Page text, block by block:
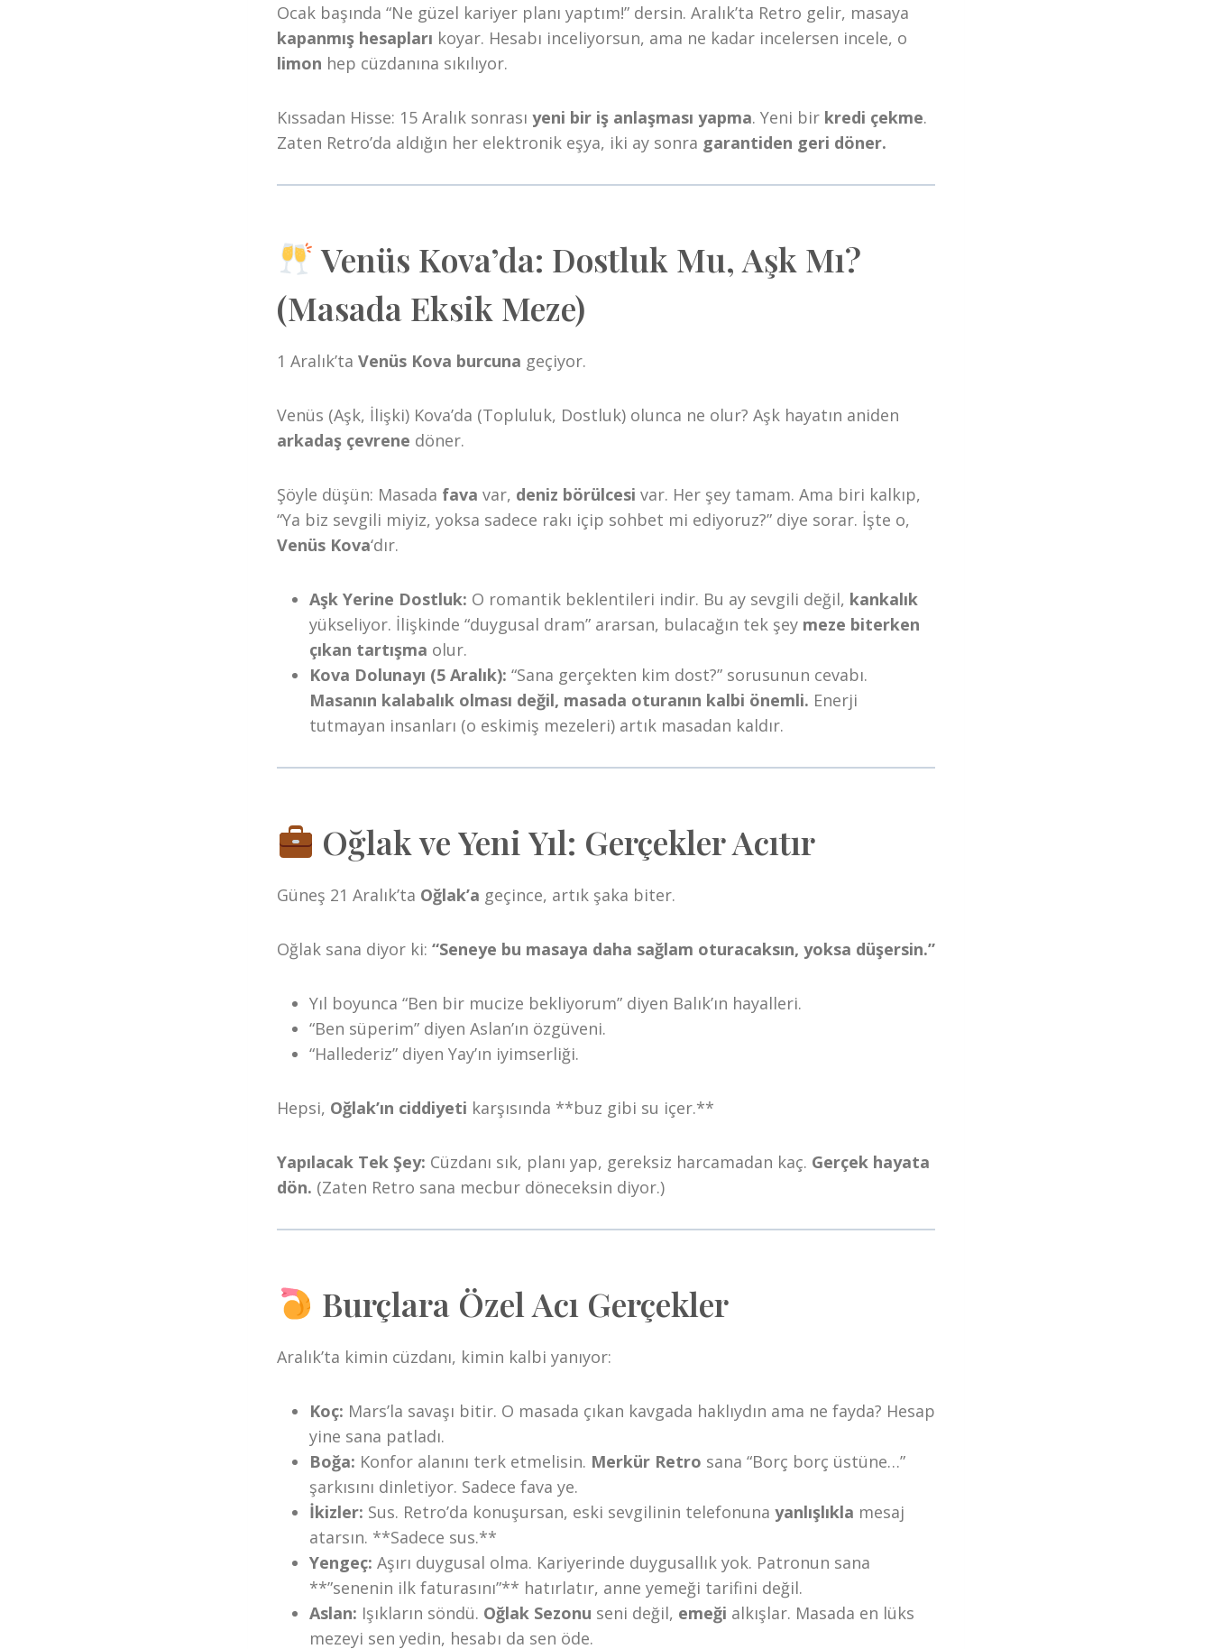
Ocak başında “Ne güzel kariyer planı yaptım!” dersin. Aralık’ta Retro gelir, masaya
kapanmış hesapları koyar. Hesabı inceliyorsun, ama ne kadar incelersen incele, o
limon hep cüzdanına sıkılıyor.
Kıssadan Hisse: 15 Aralık sonrası yeni bir iş anlaşması yapma. Yeni bir kredi çekme.
Zaten Retro’da aldığın her elektronik eşya, iki ay sonra garantiden geri döner.
Venüs Kova’da: Dostluk Mu, Aşk Mı?
(Masada Eksik Meze)
1 Aralık’ta Venüs Kova burcuna geçiyor.
Venüs (Aşk, İlişki) Kova’da (Topluluk, Dostluk) olunca ne olur? Aşk hayatın aniden
arkadaş çevrene döner.
Şöyle düşün: Masada fava var, deniz börülcesi var. Her şey tamam. Ama biri kalkıp,
“Ya biz sevgili miyiz, yoksa sadece rakı içip sohbet mi ediyoruz?” diye sorar. İşte o,
Venüs Kova‘dır.
Aşk Yerine Dostluk: O romantik beklentileri indir. Bu ay sevgili değil, kankalık
yükseliyor. İlişkinde “duygusal dram” ararsan, bulacağın tek şey meze biterken
çıkan tartışma olur.
Kova Dolunayı (5 Aralık): “Sana gerçekten kim dost?” sorusunun cevabı.
Masanın kalabalık olması değil, masada oturanın kalbi önemli. Enerji
tutmayan insanları (o eskimiş mezeleri) artık masadan kaldır.
Oğlak ve Yeni Yıl: Gerçekler Acıtır
Güneş 21 Aralık’ta Oğlak’a geçince, artık şaka biter.
Oğlak sana diyor ki: “Seneye bu masaya daha sağlam oturacaksın, yoksa düşersin.”
Yıl boyunca “Ben bir mucize bekliyorum” diyen Balık’ın hayalleri.
“Ben süperim” diyen Aslan’ın özgüveni.
“Hallederiz” diyen Yay’ın iyimserliği.
Hepsi, Oğlak’ın ciddiyeti karşısında **buz gibi su içer.**
Yapılacak Tek Şey: Cüzdanı sık, planı yap, gereksiz harcamadan kaç. Gerçek hayata
dön. (Zaten Retro sana mecbur döneceksin diyor.)
Burçlara Özel Acı Gerçekler
Aralık’ta kimin cüzdanı, kimin kalbi yanıyor:
Koç: Mars’la savaşı bitir. O masada çıkan kavgada haklıydın ama ne fayda? Hesap
yine sana patladı.
Boğa: Konfor alanını terk etmelisin. Merkür Retro sana “Borç borç üstüne…”
şarkısını dinletiyor. Sadece fava ye.
İkizler: Sus. Retro’da konuşursan, eski sevgilinin telefonuna yanlışlıkla mesaj
atarsın. **Sadece sus.**
Yengeç: Aşırı duygusal olma. Kariyerinde duygusallık yok. Patronun sana
**”senenin ilk faturasını”** hatırlatır, anne yemeği tarifini değil.
Aslan: Işıkların söndü. Oğlak Sezonu seni değil, emeği alkışlar. Masada en lüks
mezeyi sen yedin, hesabı da sen öde.